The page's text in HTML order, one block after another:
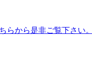
らから是非ご覧下さい。